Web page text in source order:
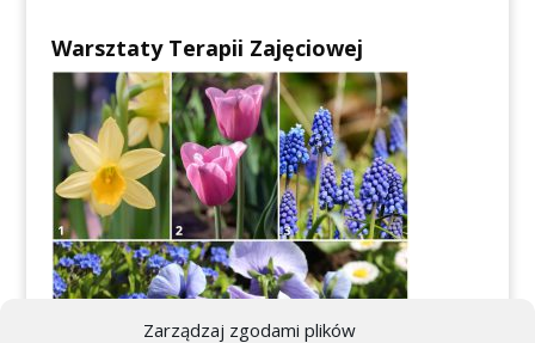
Zarządzaj zgodami plików
Warsztaty Terapii Zajęciowej